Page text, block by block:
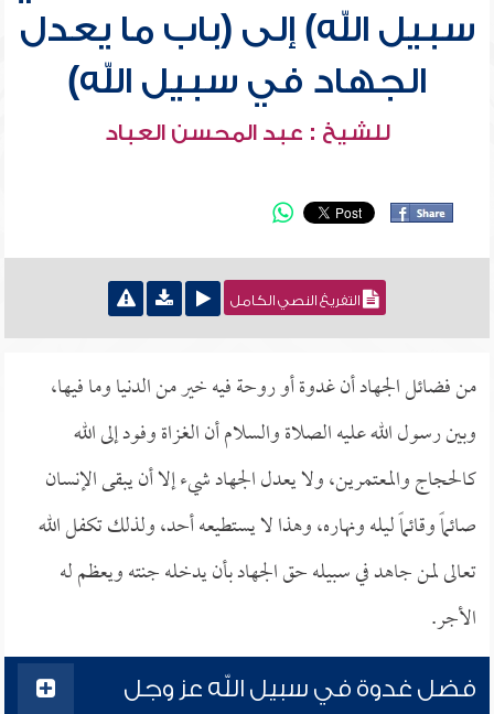
سبيل الله) إلى (باب ما يعدل
الجهاد في سبيل الله)
للشيخ : عبد المحسن العباد
التفريغ النصي الكامل
من فضائل الجهاد أن غدوة أو روحة فيه خير من الدنيا وما فيها،
وبين رسول الله عليه الصلاة والسلام أن الغزاة وفود إلى الله
كالحجاج والمعتمرين، ولا يعدل الجهاد شيء إلا أن يبقى الإنسان
صائماً وقائماً ليله ونهاره، وهذا لا يستطيعه أحد، ولذلك تكفل الله
تعالى لمن جاهد في سبيله حق الجهاد بأن يدخله جنته ويعظم له
الأجر.
فضل غدوة في سبيل الله عز وجل